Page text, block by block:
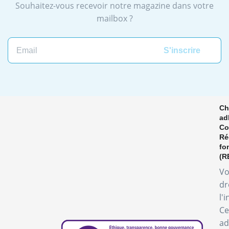
Souhaitez-vous recevoir notre magazine dans votre
mailbox ?